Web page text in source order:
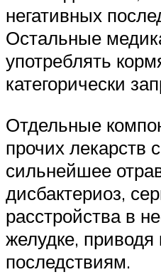
негативных
Остальные
употреблять
категорически
Отдельные
прочих лекарств
сильнейшее
дисбактериоз,
расстройства в
желудке,
последствиям.